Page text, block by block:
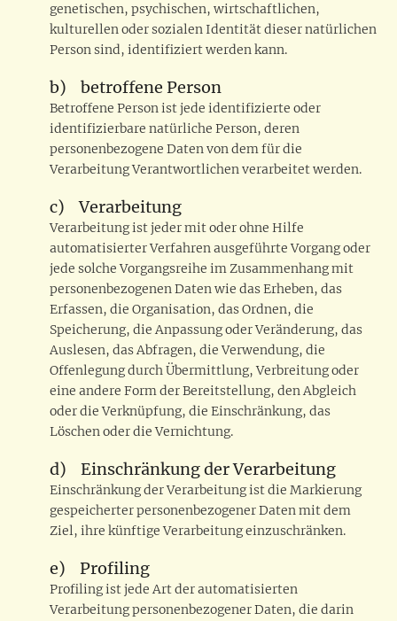
genetischen, psychischen, wirtschaftlichen,
kulturellen oder sozialen Identität dieser natürlichen
Person sind, identifiziert werden kann.
b) betroffene Person
Betroffene Person ist jede identifizierte oder
identifizierbare natürliche Person, deren
personenbezogene Daten von dem für die
Verarbeitung Verantwortlichen verarbeitet werden.
c) Verarbeitung
Verarbeitung ist jeder mit oder ohne Hilfe
automatisierter Verfahren ausgeführte Vorgang oder
jede solche Vorgangsreihe im Zusammenhang mit
personenbezogenen Daten wie das Erheben, das
Erfassen, die Organisation, das Ordnen, die
Speicherung, die Anpassung oder Veränderung, das
Auslesen, das Abfragen, die Verwendung, die
Offenlegung durch Übermittlung, Verbreitung oder
eine andere Form der Bereitstellung, den Abgleich
oder die Verknüpfung, die Einschränkung, das
Löschen oder die Vernichtung.
d) Einschränkung der Verarbeitung
Einschränkung der Verarbeitung ist die Markierung
gespeicherter personenbezogener Daten mit dem
Ziel, ihre künftige Verarbeitung einzuschränken.
e) Profiling
Profiling ist jede Art der automatisierten
Verarbeitung personenbezogener Daten, die darin